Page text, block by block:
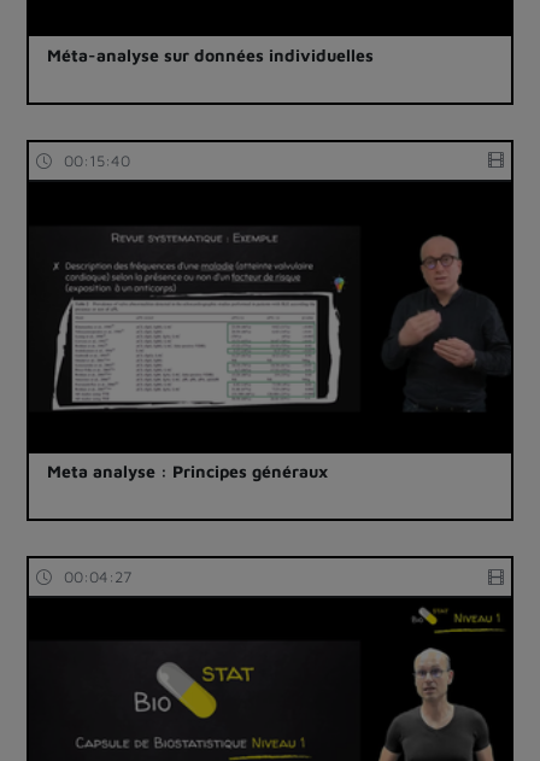
Méta-analyse sur données individuelles
00:15:40
Meta analyse : Principes généraux
00:04:27